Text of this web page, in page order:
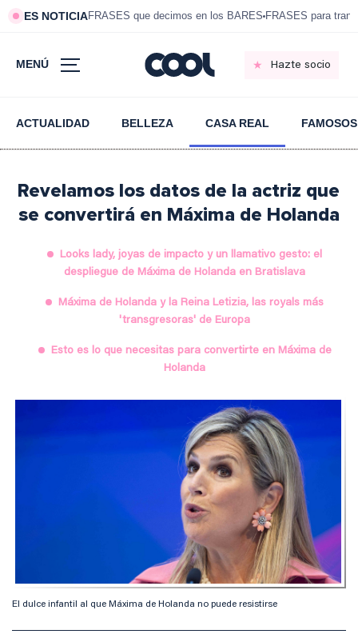
ES NOTICIAFRASES que decimos en los BARES FRASES para
MENÚ Hazte socio
ACTUALIDAD BELLEZA CASA REAL FAMOSOS
Revelamos los datos de la actriz que
se convertirá en Máxima de Holanda
Looks lady, joyas de impacto y un llamativo gesto: el
despliegue de Máxima de Holanda en Bratislava
Máxima de Holanda y la Reina Letizia, las royals más
'transgresoras' de Europa
Esto es lo que necesitas para convertirte en Máxima de
Holanda
El dulce infantil al que Máxima de Holanda no puede resistirse